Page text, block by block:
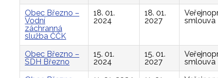
Obec Březno –
Vodní
záchranná
služba ČČK
18. 01.
2024
18. 01.
2027
smlouva
Obec Březno –
SDH Březno
15. 01.
2024
15. 01.
2027
smlouva